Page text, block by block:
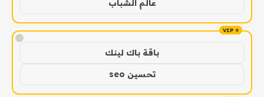
عالم الشباب
!
باقة باك لينك
تحسين seo